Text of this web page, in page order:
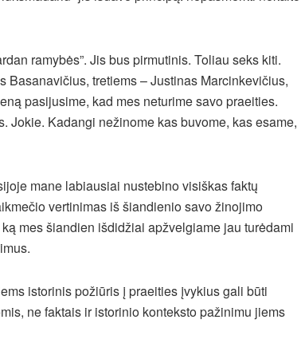
ramybės”. Jis bus pirmutinis. Toliau seks kiti.
tretiems – Justinas Marcinkevičius,
pasijusime, kad mes neturime savo praeities.
Jokie. Kadangi nežinome kas buvome, kas esame,
mane labiausiai nustebino visiškas faktų
vertinimas iš šiandienio savo žinojimo
mes šiandien išdidžiai apžvelgiame jau turėdami
istorinis požiūris į praeities įvykius gali būti
ne faktais ir istorinio konteksto pažinimu jiems